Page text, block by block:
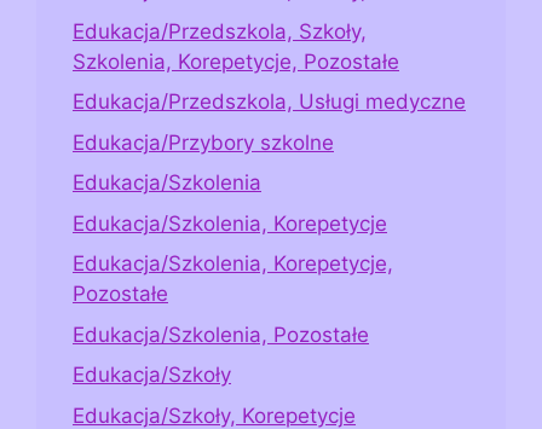
Edukacja/Przedszkola, Szkoły,
Szkolenia, Korepetycje, Pozostałe
Edukacja/Przedszkola, Usługi medyczne
Edukacja/Przybory szkolne
Edukacja/Szkolenia
Edukacja/Szkolenia, Korepetycje
Edukacja/Szkolenia, Korepetycje,
Pozostałe
Edukacja/Szkolenia, Pozostałe
Edukacja/Szkoły
Edukacja/Szkoły, Korepetycje